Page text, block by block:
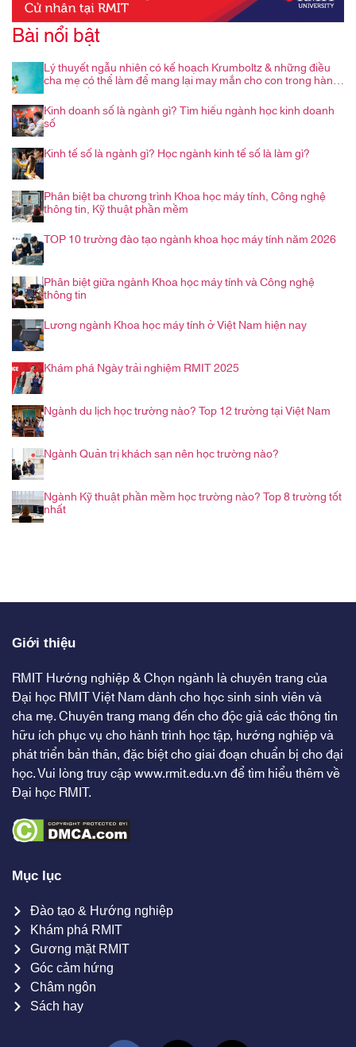
Bài nổi bật
Lý thuyết ngẫu nhiên có kế hoạch Krumboltz & những điều
cha mẹ có thể làm để mang lại may mắn cho con trong hành
trình nghề nghiệp
Kinh doanh số là ngành gì? Tìm hiểu ngành học kinh doanh
số
Kinh tế số là ngành gì? Học ngành kinh tế số là làm gì?
Phân biệt ba chương trình Khoa học máy tính, Công nghệ
thông tin, Kỹ thuật phần mềm
TOP 10 trường đào tạo ngành khoa học máy tính năm 2026
Phân biệt giữa ngành Khoa học máy tính và Công nghệ
thông tin
Lương ngành Khoa học máy tính ở Việt Nam hiện nay
Khám phá Ngày trải nghiệm RMIT 2025
Ngành du lịch học trường nào? Top 12 trường tại Việt Nam
Ngành Quản trị khách sạn nên học trường nào?
Ngành Kỹ thuật phần mềm học trường nào? Top 8 trường tốt
nhất
Giới thiệu
RMIT Hướng nghiệp & Chọn ngành là chuyên trang của
Đại học RMIT Việt Nam dành cho học sinh sinh viên và
cha mẹ. Chuyên trang mang đến cho độc giả các thông tin
hữu ích phục vụ cho hành trình học tập, hướng nghiệp và
phát triển bản thân, đặc biệt cho giai đoạn chuẩn bị cho đại
học. Vui lòng truy cậpwww.rmit.edu.vnđể tìm hiểu thêm về
Đại học RMIT.
Mục lục
Đào tạo & Hướng nghiệp
Khám phá RMIT
Gương mặt RMIT
Góc cảm hứng
Châm ngôn
Sách hay